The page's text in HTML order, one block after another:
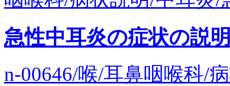
急性中耳炎の症状の説
n-00646/喉/耳鼻咽喉科/